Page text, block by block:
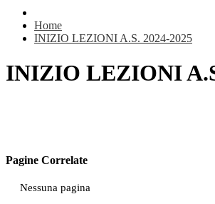
Home
INIZIO LEZIONI A.S. 2024-2025
INIZIO LEZIONI
Pagine Correlate
Nessuna pagina